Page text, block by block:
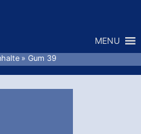
MENU
Gum 39